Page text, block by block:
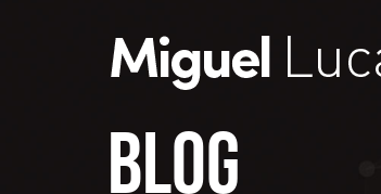
Blog